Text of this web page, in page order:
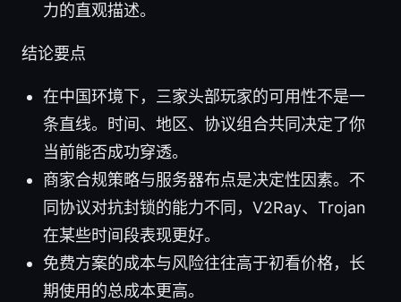
力的直观描述。
结论要点
在中国环境下，三家头部玩家的可用性不是一
条直线。时间、地区、协议组合共同决定了你
当前能否成功穿透。
商家合规策略与服务器布点是决定性因素。不
同协议对抗封锁的能力不同，V2Ray、Trojan
在某些时间段表现更好。
免费方案的成本与风险往往高于初看价格，长
期使用的总成本更高。